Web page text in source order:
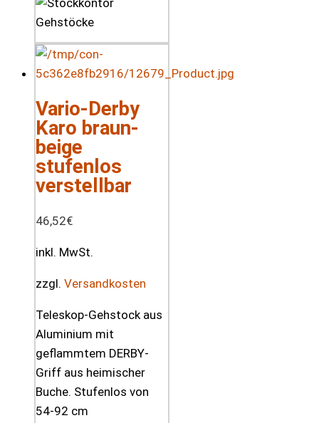
Vario-Derby
Karo braun-
beige
stufenlos
verstellbar
46,52€
inkl. MwSt.
zzgl. Versandkosten
Teleskop-Gehstock aus
Aluminium mit
geflammtem DERBY-
Griff aus heimischer
Buche. Stufenlos von
54-92 cm